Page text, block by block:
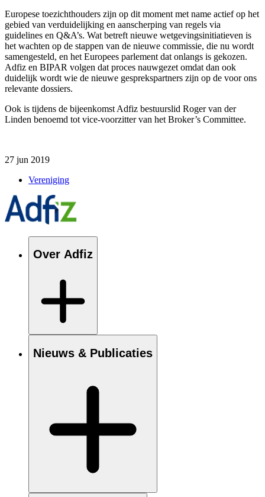
Europese toezichthouders zijn op dit moment met name actief op het
gebied van verduidelijking en aanscherping van regels via
guidelines en Q&A’s. Wat betreft nieuwe wetgevingsinitiatieven is
het wachten op de stappen van de nieuwe commissie, die nu wordt
samengesteld, en het Europees parlement dat onlangs is gekozen.
Adfiz en BIPAR volgen dat proces nauwgezet omdat dan ook
duidelijk wordt wie de nieuwe gesprekspartners zijn op de voor ons
relevante dossiers.
Ook is tijdens de bijeenkomst Adfiz bestuurslid Roger van der
Linden benoemd tot vice-voorzittervan het Broker’s Committee.
27 jun 2019
Vereniging
Over Adfiz
Nieuws & Publicaties